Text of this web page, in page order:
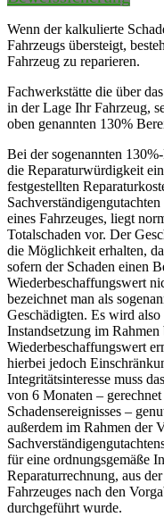
Wenn der kalkulierte
Fahrzeugs übersteigt,
Fahrzeug zu reparieren.
Fachwerkstätte die über
in der Lage Ihr Fahrzeug,
oben genannten 130%
Bei der sogenannten
die Reparaturwürdigkeit
festgestellten
eines Fahrzeuges, liegt
Totalschaden vor. Der
die Möglichkeit erhalten,
sofern der Schaden einen
Wiederbeschaffungswert
bezeichnet man als
Geschädigten. Es wird
Instandsetzung im
Wiederbeschaffungswert
hierbei jedoch
Integritätsinteresse muss
von 6 Monaten –
Schadensereignisses –
außerdem im Rahmen der
für eine ordnungsgemäße
Reparaturrechnung, aus
Fahrzeuges nach den
durchgeführt wurde.